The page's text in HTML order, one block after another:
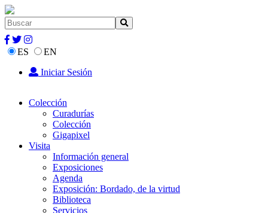
ES
EN
Iniciar Sesión
Colección
Curadurías
Colección
Gigapixel
Visita
Información general
Exposiciones
Agenda
Exposición: Bordado, de la virtud
Biblioteca
Servicios